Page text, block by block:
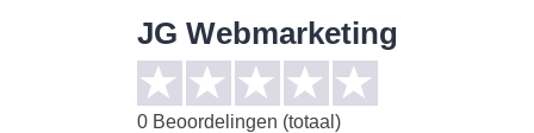
JG Webmarketing
0Beoordelingen (totaal)